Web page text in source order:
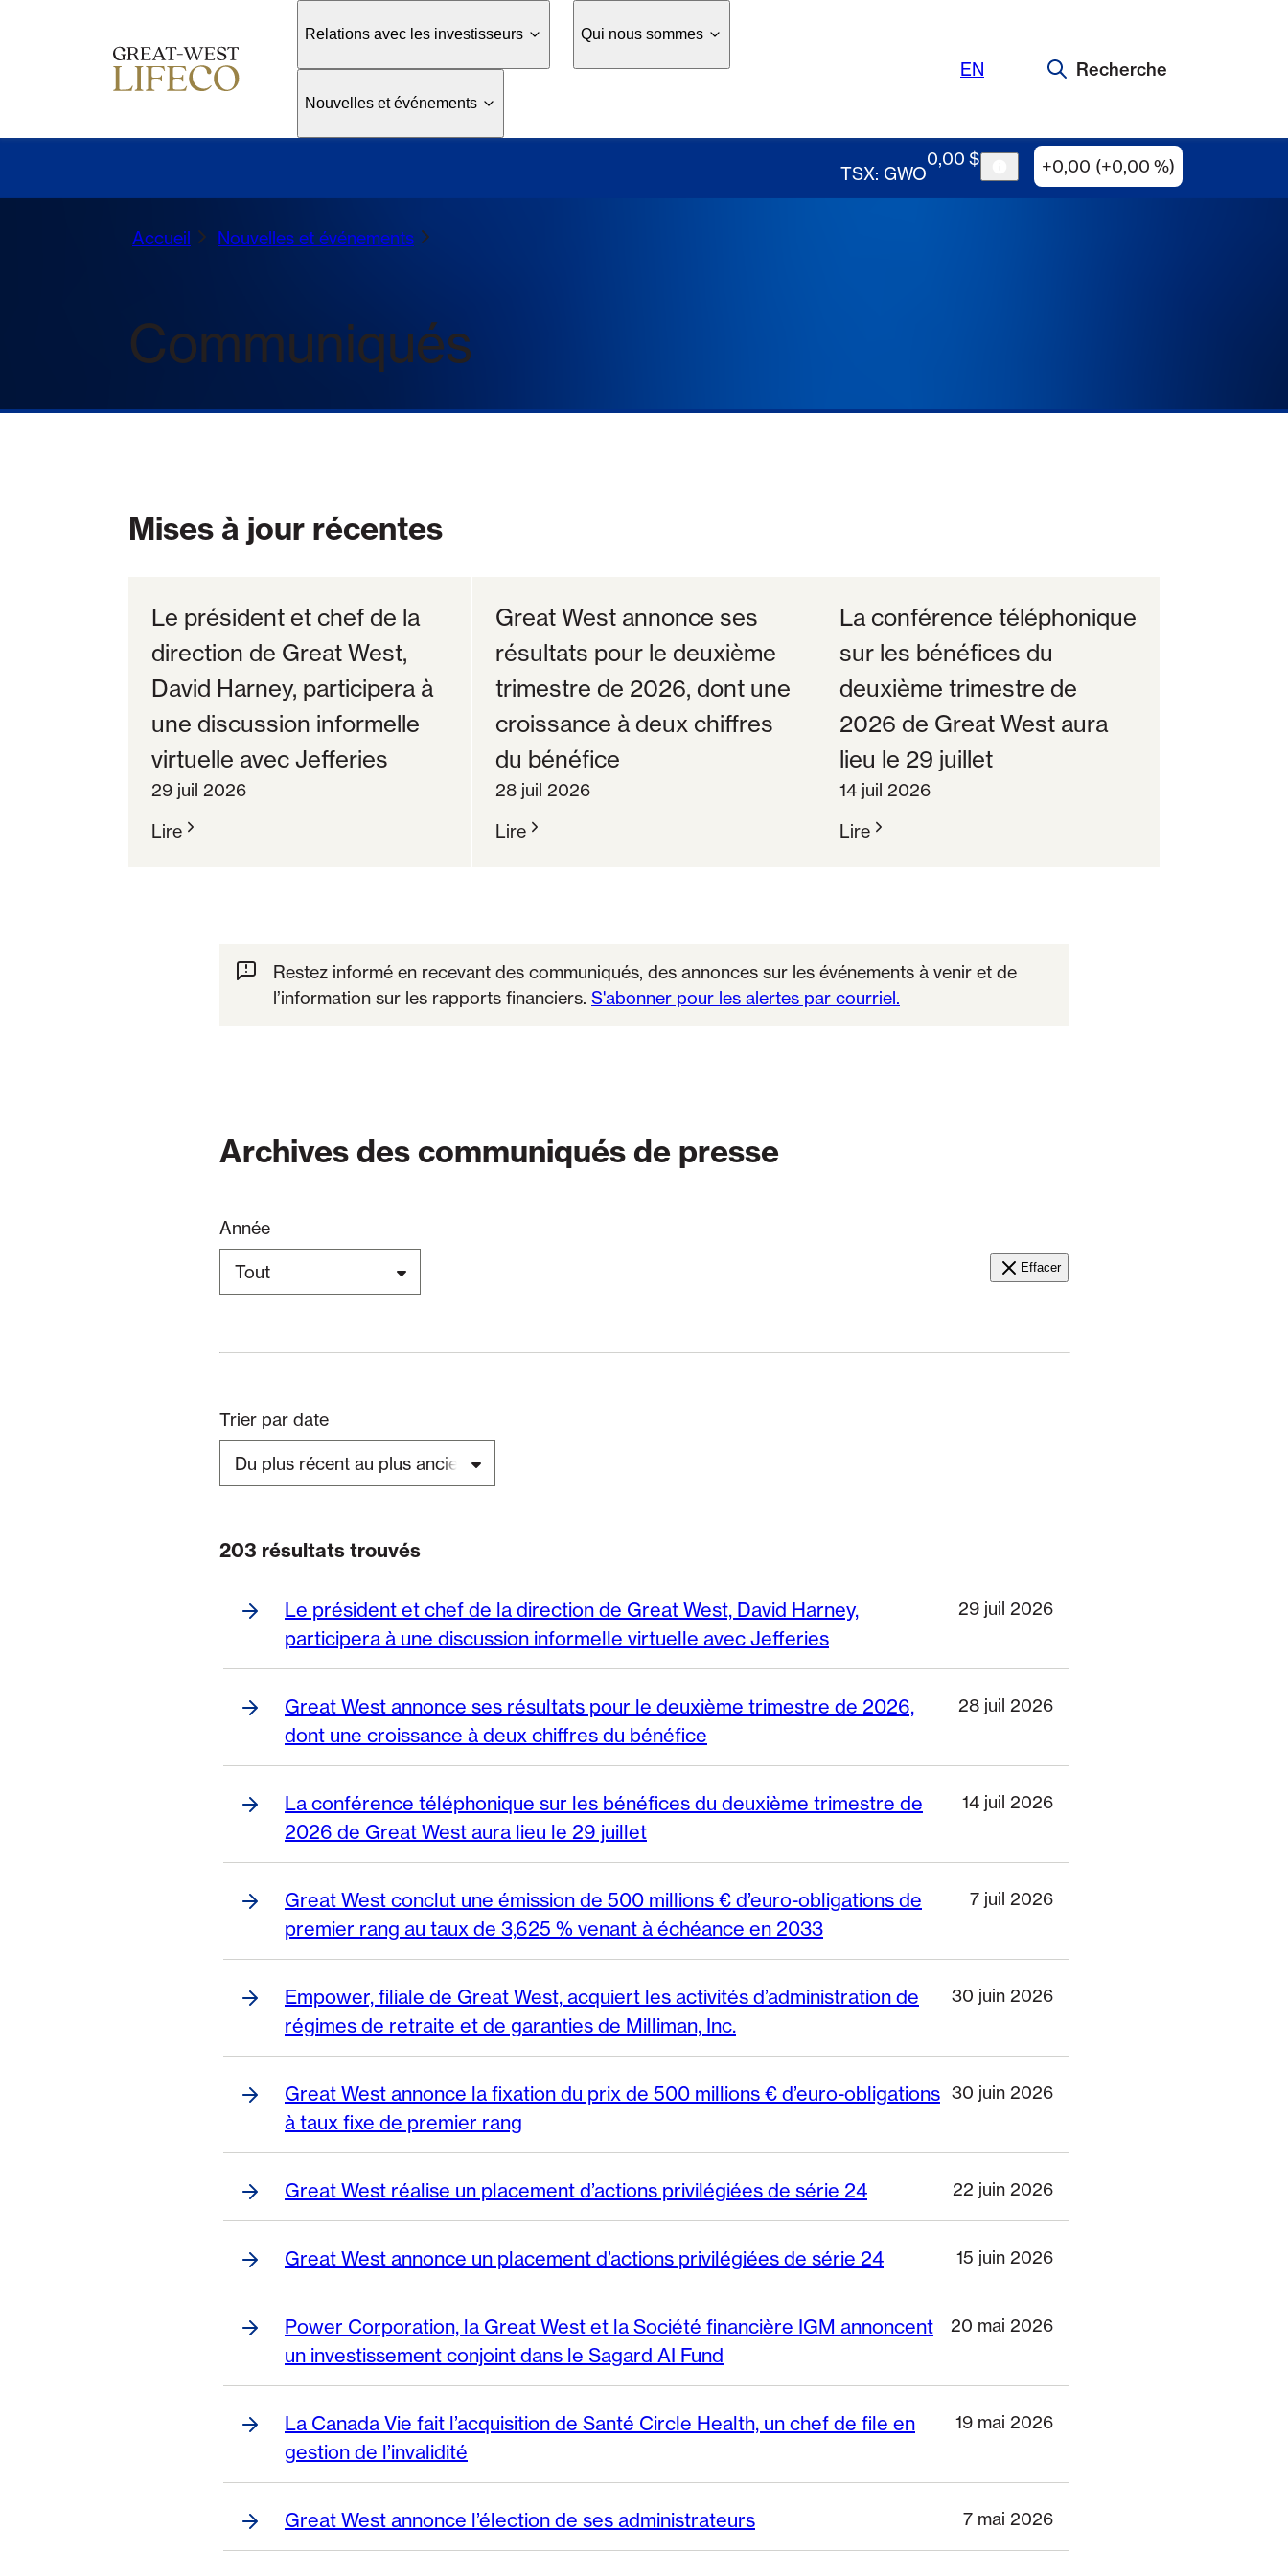
Relations avec les investisseurs Qui nous sommes
Nouvelles et événements
EN Recherche
TSX: GWO
0,00 $ +0,00 (+0,00 %)
Accueil Nouvelles et événements
Communiqués
Mises à jour récentes
Le président et chef de la
direction de Great West,
David Harney, participera à
une discussion informelle
virtuelle avec Jefferies
29 juil 2026
Lire
Great West annonce ses
résultats pour le deuxième
trimestre de 2026, dont une
croissance à deux chiffres
du bénéfice
28 juil 2026
Lire
La conférence téléphonique
sur les bénéfices du
deuxième trimestre de
2026 de Great West aura
lieu le 29 juillet
14 juil 2026
Lire
Restez informé en recevant des communiqués, des annonces sur les événements à venir et de
l’information sur les rapports financiers. S'abonner pour les alertes par courriel.
Archives des communiqués de presse
Année
Effacer
Trier par date
203 résultats trouvés
Le président et chef de la direction de Great West, David Harney,
participera à une discussion informelle virtuelle avec Jefferies
29 juil 2026
Great West annonce ses résultats pour le deuxième trimestre de 2026,
dont une croissance à deux chiffres du bénéfice
28 juil 2026
La conférence téléphonique sur les bénéfices du deuxième trimestre de
2026 de Great West aura lieu le 29 juillet
14 juil 2026
Great West conclut une émission de 500 millions € d’euro-obligations de
premier rang au taux de 3,625 % venant à échéance en 2033
7 juil 2026
Empower, filiale de Great West, acquiert les activités d’administration de
régimes de retraite et de garanties de Milliman, Inc.
30 juin 2026
Great West annonce la fixation du prix de 500 millions € d’euro-obligations
à taux fixe de premier rang
30 juin 2026
Great West réalise un placement d’actions privilégiées de série 24 22 juin 2026
Great West annonce un placement d’actions privilégiées de série 24 15 juin 2026
Power Corporation, la Great West et la Société financière IGM annoncent
un investissement conjoint dans le Sagard AI Fund
20 mai 2026
La Canada Vie fait l’acquisition de Santé Circle Health, un chef de file en
gestion de l’invalidité
19 mai 2026
Great West annonce l’élection de ses administrateurs 7 mai 2026